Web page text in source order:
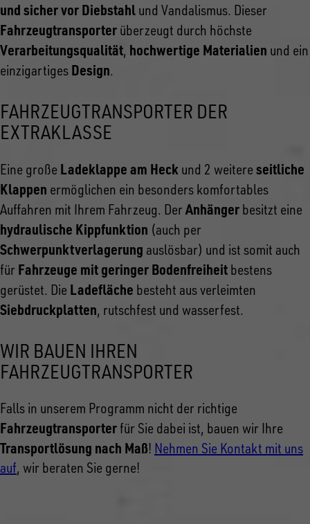
und sicher vor Diebstahl und Vandalismus. Dieser
Fahrzeugtransporter überzeugt durch höchste
Verarbeitungsqualität, hochwertige Materialien und ein
einzigartiges Design.
FAHRZEUGTRANSPORTER DER
EXTRAKLASSE
Eine große Ladeklappe am Heck und 2 weitere seitliche
Klappen ermöglichen ein besonders komfortables
Auffahren mit Ihrem Fahrzeug. DerAnhänger besitzt eine
hydraulische Kippfunktion (auch per
Schwerpunktverlagerung auslösbar) und ist somit auch
für Fahrzeuge mit geringer Bodenfreiheit bestens
gerüstet. Die Ladefläche besteht aus verleimten
Siebdruckplatten, rutschfest und wasserfest.
WIR BAUEN IHREN
FAHRZEUGTRANSPORTER
Falls in unserem Programm nicht der richtige
Fahrzeugtransporter für Sie dabei ist, bauen wir Ihre
Transportlösung nach Maß! Nehmen Sie Kontakt mit uns
auf, wir beraten Sie gerne!